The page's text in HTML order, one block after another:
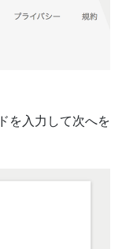
を入力して次へを